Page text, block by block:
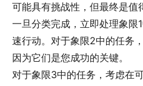
可能具有挑战性，但最终是值
一旦分类完成，立即处理象限
速行动。对于象限2中的任务
因为它们是您成功的关键。
对于象限3中的任务，考虑在